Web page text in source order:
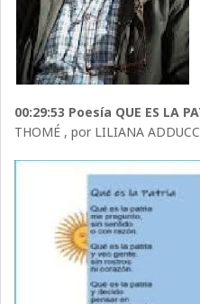
00:29:53 Poesía QUE ES LA
THOMÉ , por LILIANA